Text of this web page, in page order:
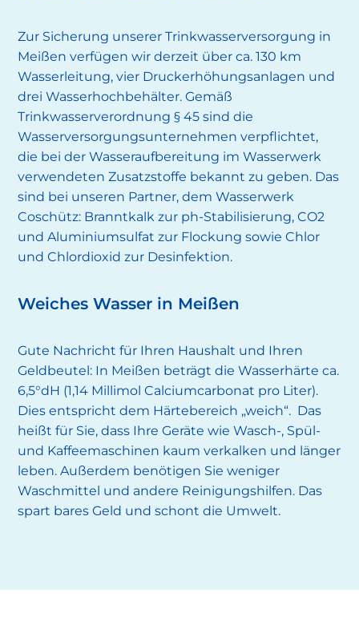
Zur Sicherung unserer Trinkwasserversorgung in
Meißen verfügen wir derzeit über ca. 130 km
Wasserleitung, vier Druckerhöhungsanlagen und
drei Wasserhochbehälter. Gemäß
Trinkwasserverordnung § 45 sind die
Wasserversorgungsunternehmen verpflichtet,
die bei der Wasseraufbereitung im Wasserwerk
verwendeten Zusatzstoffe bekannt zu geben. Das
sind bei unseren Partner, dem Wasserwerk
Coschütz: Branntkalk zur ph-Stabilisierung, CO2
und Aluminiumsulfat zur Flockung sowie Chlor
und Chlordioxid zur Desinfektion.
Weiches Wasser in Meißen
Gute Nachricht für Ihren Haushalt und Ihren
Geldbeutel: In Meißen beträgt die Wasserhärte ca.
6,5°dH (1,14 Millimol Calciumcarbonat pro Liter).
Dies entspricht dem Härtebereich „weich“. Das
heißt für Sie, dass Ihre Geräte wie Wasch-, Spül-
und Kaffeemaschinen kaum verkalken und länger
leben. Außerdem benötigen Sie weniger
Waschmittel und andere Reinigungshilfen. Das
spart bares Geld und schont die Umwelt.